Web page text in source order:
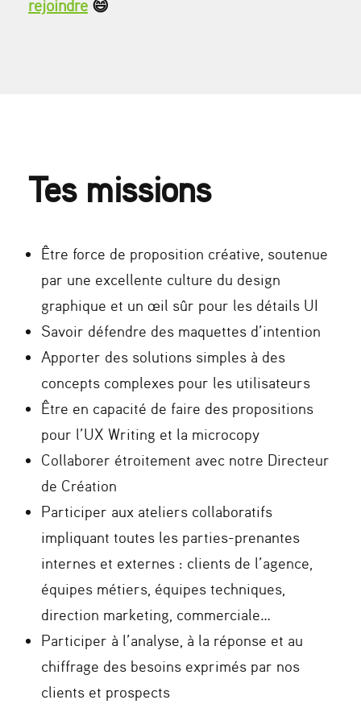
rejoindre 😄
Tes missions
Être force de proposition créative, soutenue
par une excellente culture du design
graphique et un œil sûr pour les détails UI
Savoir défendre des maquettes d’intention
Apporter des solutions simples à des
concepts complexes pour les utilisateurs
Être en capacité de faire des propositions
pour l’UX Writing et la microcopy
Collaborer étroitement avec notre Directeur
de Création
Participer aux ateliers collaboratifs
impliquant toutes les parties-prenantes
internes et externes : clients de l’agence,
équipes métiers, équipes techniques,
direction marketing, commerciale…
Participer à l’analyse, à la réponse et au
chiffrage des besoins exprimés par nos
clients et prospects